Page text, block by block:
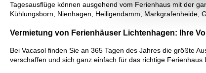
Tagesausflüge können ausgehend vom Ferienhaus mit der
Kühlungsborn, Nienhagen, Heiligendamm, Markgrafenheide,
Vermietung von Ferienhäuser Lichtenhagen: Ihre
Bei Vacasol finden Sie an 365 Tagen des Jahres die größte
verschaffen und sich ganz einfach für das richtige Ferienhaus